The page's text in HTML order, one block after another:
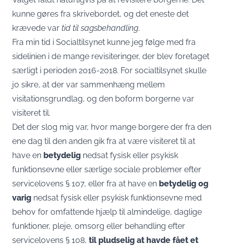
kunne gøres fra skrivebordet, og det eneste det
krævede var tid til sagsbehandling.
Fra min tid i Socialtilsynet kunne jeg følge med fra
sidelinien i de mange revisiteringer, der blev foretaget
særligt i perioden 2016-2018. For socialtilsynet skulle
jo sikre, at der var sammenhæng mellem
visitationsgrundlag, og den boform borgerne var
visiteret til.
Det der slog mig var, hvor mange borgere der fra den
ene dag til den anden gik fra at være visiteret til at
have en betydelig nedsat fysisk eller psykisk
funktionsevne eller særlige sociale problemer efter
servicelovens § 107, eller fra at have en betydelig og
varig nedsat fysisk eller psykisk funktionsevne med
behov for omfattende hjælp til almindelige, daglige
funktioner, pleje, omsorg eller behandling efter
servicelovens § 108, til pludselig at havde fået et